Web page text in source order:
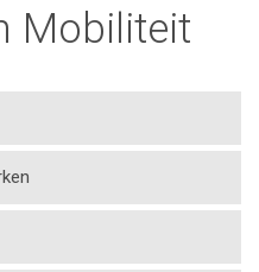
Mobiliteit